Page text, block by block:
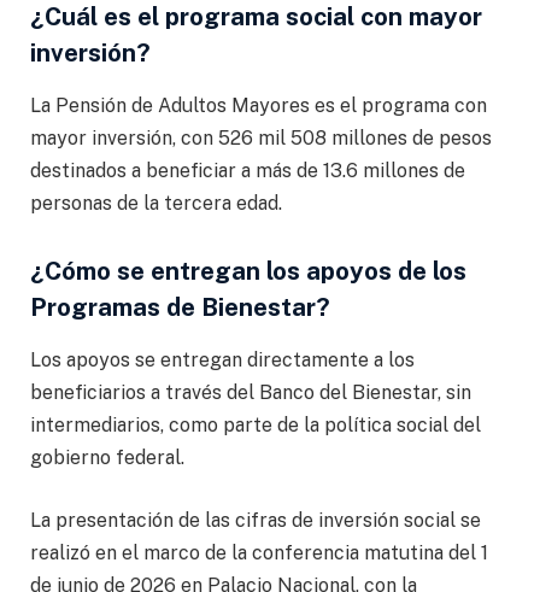
¿Cuál es el programa social con mayor
inversión?
La Pensión de Adultos Mayores es el programa con
mayor inversión, con 526 mil 508 millones de pesos
destinados a beneficiar a más de 13.6 millones de
personas de la tercera edad.
¿Cómo se entregan los apoyos de los
Programas de Bienestar?
Los apoyos se entregan directamente a los
beneficiarios a través del Banco del Bienestar, sin
intermediarios, como parte de la política social del
gobierno federal.
La presentación de las cifras de inversión social se
realizó en el marco de la conferencia matutina del 1
de junio de 2026 en Palacio Nacional, con la